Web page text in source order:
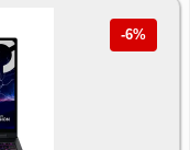
-6%